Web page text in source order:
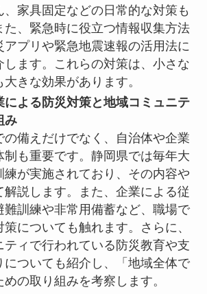
、家具固定などの日常的な対策も
た、緊急時に役立つ情報収集方法
アプリや緊急地震速報の活用法に
します。これらの対策は、小さな
きな効果があります。
による防災対策と地域コミュニテ
み
の備えだけでなく、自治体や企業
制も重要です。静岡県では毎年大
練が実施されており、その内容や
解説します。また、企業による従
難訓練や非常用備蓄など、職場で
についても触れます。さらに、
ティで行われている防災教育や支
についても紹介し、「地域全体で
の取り組みを考察します。